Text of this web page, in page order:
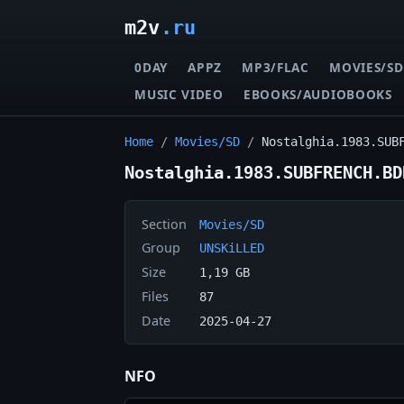
m2v.ru
0DAY APPZ MP3/FLAC MOVIES/SD
MUSIC VIDEO
EBOOKS/AUDIOBOOKS
Home / Movies/SD /
Section Movies/SD
Group UNSKiLLED
Size 1,19 GB
Files 87
Date 2025-04-27
NFO